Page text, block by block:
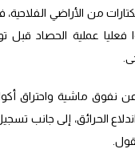
من الأراضي
فعليا عملية الحصاد قبل
نفوق ماشية واحتراق
الحرائق، إلى جانب